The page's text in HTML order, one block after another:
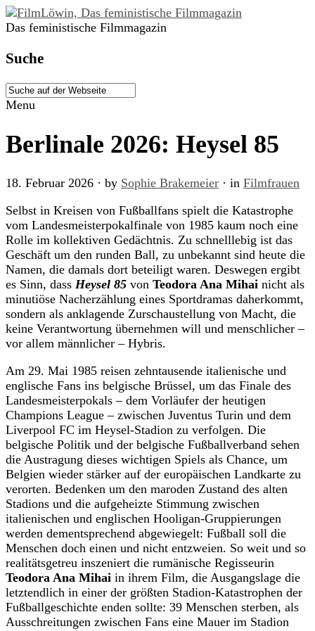
Das feministische Filmmagazin
Suche
Menu
Berlinale 2026: Heysel 85
18. Februar 2026 · by Sophie Brakemeier · in Filmfrauen
Selbst in Kreisen von Fußballfans spielt die Katastrophe
vom Landesmeisterpokalfinale von 1985 kaum noch eine
Rolle im kollektiven Gedächtnis. Zu schnelllebig ist das
Geschäft um den runden Ball, zu unbekannt sind heute die
Namen, die damals dort beteiligt waren. Deswegen ergibt
es Sinn, dass Heysel 85 von Teodora Ana Mihai nicht als
minutiöse Nacherzählung eines Sportdramas daherkommt,
sondern als anklagende Zurschaustellung von Macht, die
keine Verantwortung übernehmen will und menschlicher –
vor allem männlicher – Hybris.
Am 29. Mai 1985 reisen zehntausende italienische und
englische Fans ins belgische Brüssel, um das Finale des
Landesmeisterpokals–dem Vorläufer der heutigen
Champions League–zwischen Juventus Turin und dem
Liverpool FC im Heysel-Stadion zu verfolgen. Die
belgische Politik und der belgische Fußballverband sehen
die Austragung dieses wichtigen Spiels als Chance, um
Belgien wieder stärker auf der europäischen Landkarte zu
verorten. Bedenken um den maroden Zustand des alten
Stadions und die aufgeheizte Stimmung zwischen
italienischen und englischen Hooligan-Gruppierungen
werden dementsprechend abgewiegelt: Fußball soll die
Menschen doch einen und nicht entzweien. So weit und so
realitätsgetreu inszeniert die rumänische Regisseurin
Teodora Ana Mihai in ihrem Film, die Ausgangslage die
letztendlich in einer der größten Stadion-Katastrophen der
Fußballgeschichte enden sollte: 39 Menschen sterben, als
Ausschreitungen zwischen Fans eine Mauer im Stadion